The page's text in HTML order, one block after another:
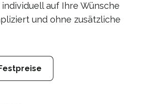
auf Ihre Wünsche
und ohne zusätzliche